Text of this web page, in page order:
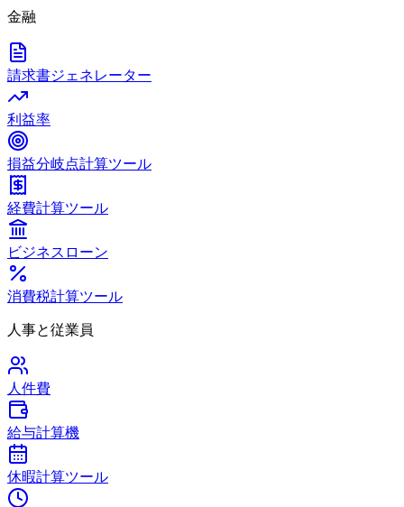
金融
請求書ジェネレーター
利益率
損益分岐点計算ツール
経費計算ツール
ビジネスローン
消費税計算ツール
人事と従業員
人件費
給与計算機
休暇計算ツール